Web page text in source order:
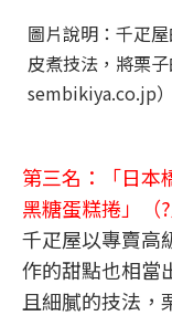
圖片說明：千疋
皮煮技法，將栗
sembikiya.co.jp）
第三名：「日本
黑糖蛋糕捲」（
千疋屋以專賣高
作的甜點也相當
且細膩的技法，